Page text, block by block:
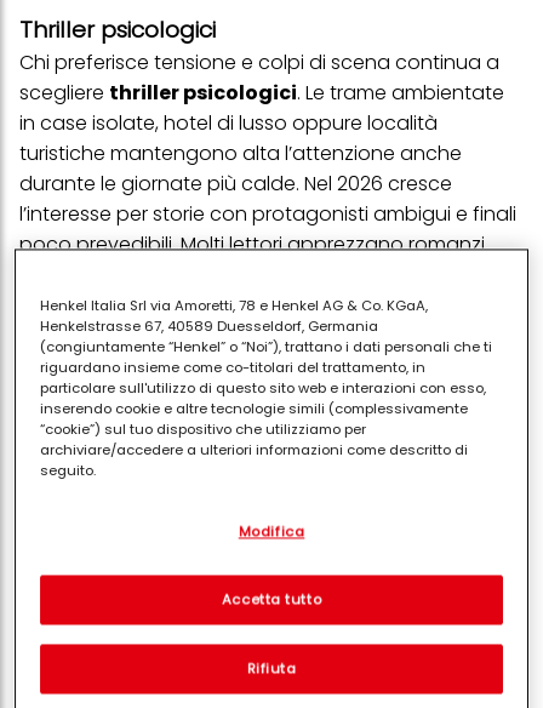
Thriller psicologici
Chi preferisce tensione e colpi di scena continua a
scegliere thriller psicologici. Le trame ambientate
in case isolate, hotel di lusso oppure località
turistiche mantengono alta l’attenzione anche
durante le giornate più calde. Nel 2026 cresce
l’interesse per storie con protagonisti ambigui e finali
poco prevedibili. Molti lettori apprezzano romanzi
una lettura intensa sotto l’ombrellone.
Romantasy
fantasy romantico(sottogenere del
romance) conquista sempre più spazio tra i titoli
estivi. Mondi immaginari, tensioni sentimentali e
saghe ricche di personaggi attirano soprattutto il
regni fantastici si uniscono a storie d’amore e
molto popolare anche tra chi durante l’anno legge
poco ma in vacanza desidera immergersi in storie
lunghe e coinvolgenti.
Romanzi brevi e letture rilassanti
Henkel Italia Srl via Amoretti, 78 e Henkel AG & Co. KGaA,
Henkelstrasse 67, 40589 Duesseldorf, Germania
(congiuntamente “Henkel” o “Noi”), trattano i dati personali che ti
riguardano insieme come co-titolari del trattamento, in
particolare sull'utilizzo di questo sito web e interazioni con esso,
inserendo cookie e altre tecnologie simili (complessivamente
“cookie”) sul tuo dispositivo che utilizziamo per
archiviare/accedere a ulteriori informazioni come descritto di
seguito.
separati o co-titolari come indicato nella nostra Informativa sulla
pixel, impronte digitali e tecnologie simili" utilizzeremo anche
cookie ed elaboreremo i dati relativi a te per
di questo sito Web e le tue interazioni commerciali con noi
(rispettivamente dell'azienda per cui lavori) per) e su tale base
Modifica
Rifiuta
Accetta tutto